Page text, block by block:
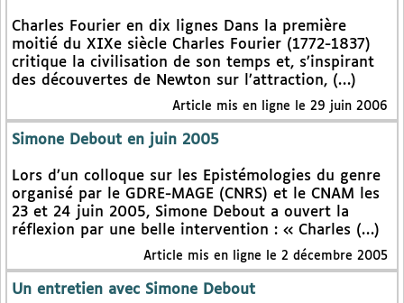
Charles Fourier en dix lignes Dans la première
moitié du XIXe siècle Charles Fourier (1772-1837)
critique la civilisation de son temps et, s’inspirant
des découvertes de Newton sur l’attraction, (…)
Article mis en ligne le 29 juin 2006
Simone Debout en juin 2005
Lors d’un colloque sur les Epistémologies du genre
organisé par le GDRE-MAGE (CNRS) et le CNAM les
23 et 24 juin 2005, Simone Debout a ouvert la
réflexion par une belle intervention : « Charles (…)
Article mis en ligne le 2 décembre 2005
Un entretien avec Simone Debout